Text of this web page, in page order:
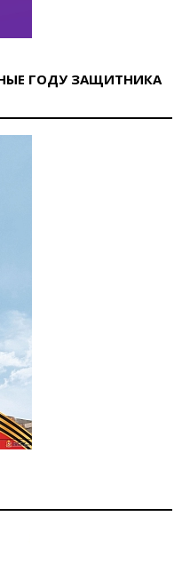
ГОДУ ЗАЩИТНИКА